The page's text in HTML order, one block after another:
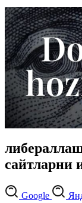
сайтларни
Google